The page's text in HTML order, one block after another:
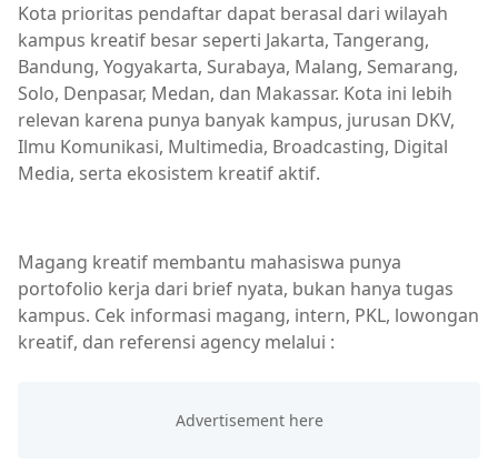
Kota prioritas pendaftar dapat berasal dari wilayah
kampus kreatif besar seperti Jakarta, Tangerang,
Bandung, Yogyakarta, Surabaya, Malang, Semarang,
Solo, Denpasar, Medan, dan Makassar. Kota ini lebih
relevan karena punya banyak kampus, jurusan DKV,
Ilmu Komunikasi, Multimedia, Broadcasting, Digital
Media, serta ekosistem kreatif aktif.
Magang kreatif membantu mahasiswa punya
portofolio kerja dari brief nyata, bukan hanya tugas
kampus. Cek informasi magang, intern, PKL, lowongan
kreatif, dan referensi agency melalui :